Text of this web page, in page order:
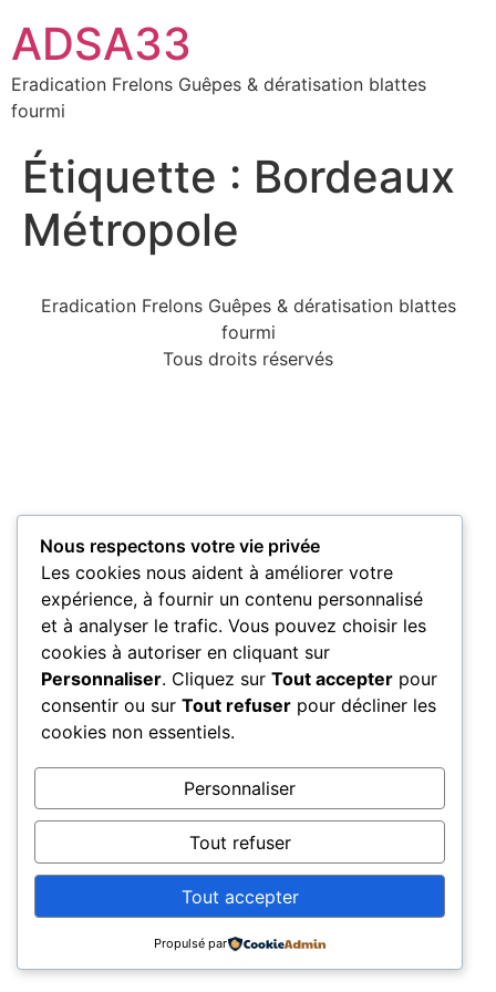
ADSA33
Eradication Frelons Guêpes & dératisation blattes
fourmi
Étiquette : Bordeaux
Métropole
Eradication Frelons Guêpes & dératisation blattes
fourmi
Tous droits réservés
Nous respectons votre vie privée
Les cookies nous aident à améliorer votre
expérience, à fournir un contenu personnalisé
et à analyser le trafic. Vous pouvez choisir les
cookies à autoriser en cliquant sur
Personnaliser. Cliquez sur Tout accepter pour
consentir ou sur Tout refuser pour décliner les
cookies non essentiels.
Personnaliser
Tout refuser
Tout accepter
Propulsé par